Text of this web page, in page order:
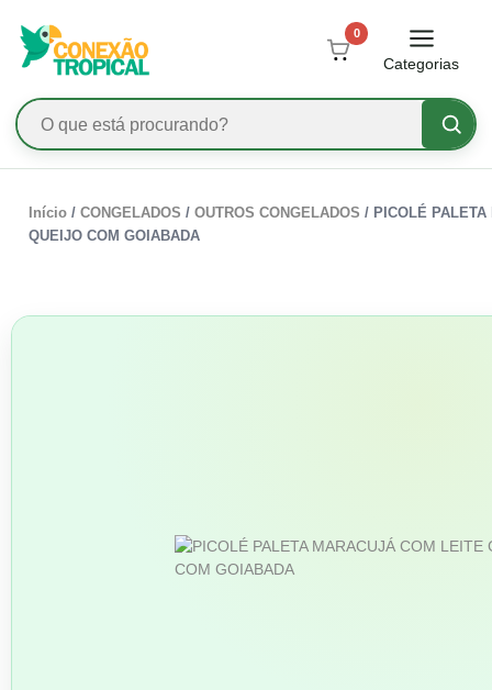
0
Categorias
Início / CONGELADOS / OUTROS CONGELADOS / PICOLÉ PALETA
QUEIJO COM GOIABADA